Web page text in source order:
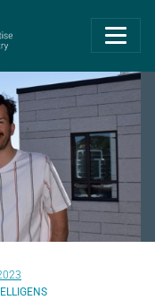
Eyde-Cluster |